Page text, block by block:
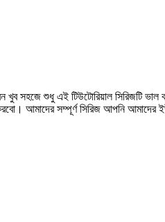
সহজে শুধু এই টিউটোরিয়াল সিরিজটি ভাল
আমাদের সম্পূর্ণ সিরিজ আপনি আমাদের